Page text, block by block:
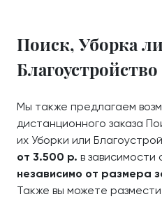
Поиск, Уборка
Мы также предлагаем
дистанционного заказа
их Уборки или
от 3.500 р. в
независимо от размера
Также вы можете